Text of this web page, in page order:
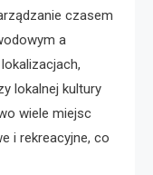
czasem
a
lokalnej kultury
wiele miejsc
i rekreacyjne, co